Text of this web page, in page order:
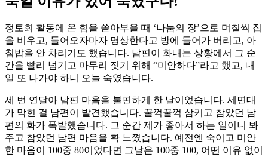
정토회 활동에 온 힘을 쏟아부을 때 ‘나눔의 장’으로 며칠씩 집
을 비우고, 들어오자마자 명상한다고 방에 들어가 버리고, 아
침밥을 안 차리기도 했습니다. 남편이 화내는 상황에서 그 순
간을 빨리 넘기고 마무리 짓기 위해 “미안하다”라고 했고, 내
일 또 나가야 하니 오늘 숙였습니다.
세 번 연달아 남편 마음을 불편하게 한 날이었습니다. 세면대
가 막힌 걸 남편이 발견했습니다. 꿀꺽꿀꺽 삼키고 참았던 남
편의 화가 폭발했습니다. 그 순간 제가 좋아서 하는 일이니 봐
주고 참았던 남편 마음을 확 느꼈습니다. 예전엔 숙이고 미안
한 마음이 100중 80이었다면 그날은 100중 100, 어떤 이유 없이